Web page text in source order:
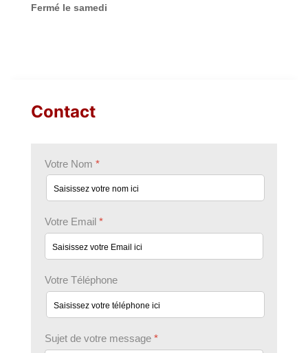
Fermé le samedi
Contact
Votre Nom *
Votre Email *
Votre Téléphone
Sujet de votre message *